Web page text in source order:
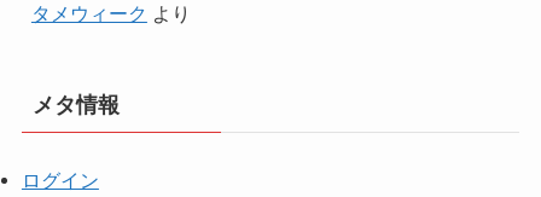
タメウィーク より
メタ情報
ログイン